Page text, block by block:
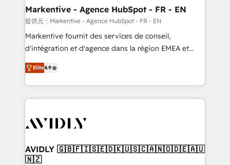
せください。
🎯Demand Gen & ABM: Drive pipeline with inbound,
ABM, AEO, SEO, & paid media. 👩‍💻Web Design:
Build high-performing websites with UX, messaging,
& conversion strategy that drive results. 🤖AI
AI, & maximize AEO with tailored AI services. 🧩
Integrations: Extend HubSpot with custom
Markentive - Agence HubSpot - FR - EN
提供元：Markentive - Agence HubSpot - FR - EN
Markentive fournit des services de conseil,
d'intégration et d'agence dans la région EMEA et
North America. Avec plus de 115 experts en
marketing automation, Growth, Revops, CRM et
webdesign. Markentive is both a consulting firm, a
digital agency and an integrator. With over 115
CRM and webdesign (We focus on EMEA - USA
Elite4.9
AVIDLY 🇬🇧🇫🇮🇸🇪🇩🇰🇺🇸🇨🇦🇳🇴🇩🇪🇦🇺
🇳🇿